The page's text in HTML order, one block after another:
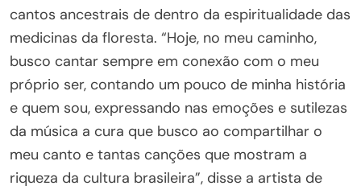
cantos ancestrais de dentro da espiritualidade das
medicinas da floresta. “Hoje, no meu caminho,
busco cantar sempre em conexão com o meu
próprio ser, contando um pouco de minha história
e quem sou, expressando nas emoções e sutilezas
da música a cura que busco ao compartilhar o
meu canto e tantas canções que mostram a
riqueza da cultura brasileira”, disse a artista de